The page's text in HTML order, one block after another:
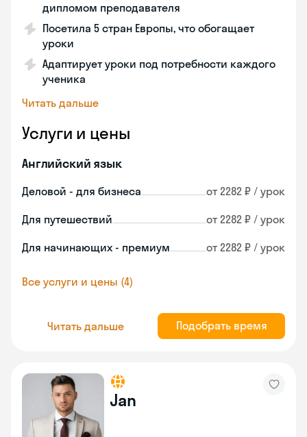
дипломом преподавателя
Посетила 5 стран Европы, что обогащает
уроки
Адаптирует уроки под потребности каждого
ученика
Читать дальше
Услуги и цены
Английский язык
Деловой - для бизнеса от 2282 ₽ / урок
Для путешествий от 2282 ₽ / урок
Для начинающих - премиум от 2282 ₽ / урок
Все услуги и цены (4)
Читать дальше Подобрать время
Jan